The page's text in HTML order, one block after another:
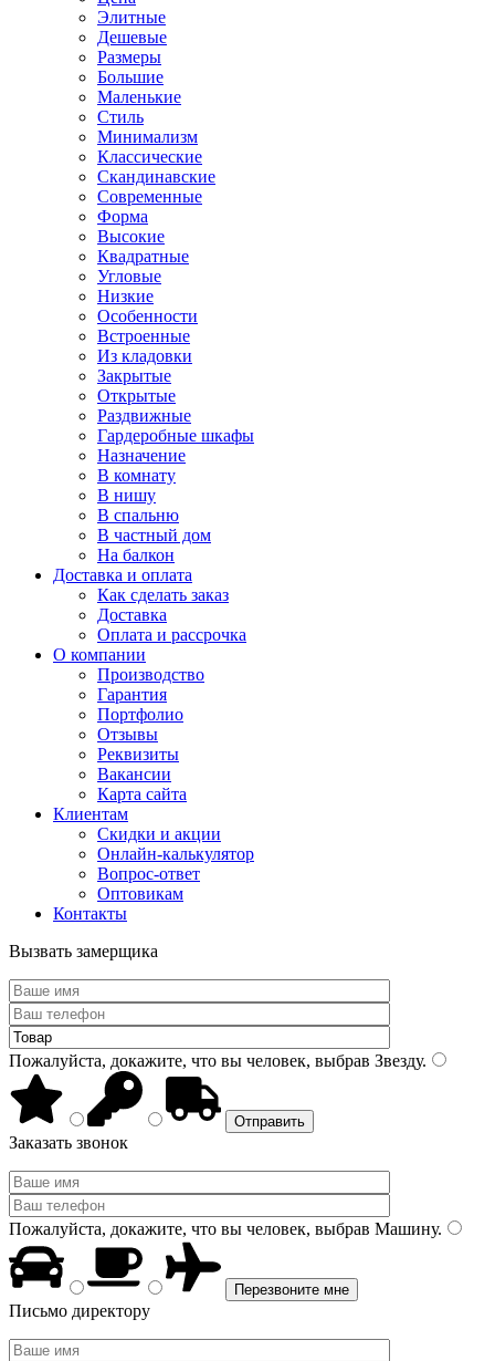
Элитные
Дешевые
Размеры
Большие
Маленькие
Стиль
Минимализм
Классические
Скандинавские
Современные
Форма
Высокие
Квадратные
Угловые
Низкие
Особенности
Встроенные
Из кладовки
Закрытые
Открытые
Раздвижные
Гардеробные шкафы
Назначение
В комнату
В нишу
В спальню
В частный дом
На балкон
Доставка и оплата
Как сделать заказ
Доставка
Оплата и рассрочка
О компании
Производство
Гарантия
Портфолио
Отзывы
Реквизиты
Вакансии
Карта сайта
Клиентам
Скидки и акции
Онлайн-калькулятор
Вопрос-ответ
Оптовикам
Контакты
Вызвать замерщика
Пожалуйста, докажите, что вы человек, выбрав Звезду.
Заказать звонок
Пожалуйста, докажите, что вы человек, выбрав Машину.
Письмо директору